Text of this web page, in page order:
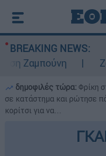
BREAKING NEWS:
δημοφιλές τώρα: Φρίκη
σε κατάστημα και ρώτησε
κορίτσι για να...